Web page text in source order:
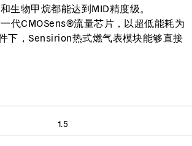
生物甲烷都能达到MID精度级。
代CMOSens®流量芯片，以超低能耗为
下，Sensirion热式燃气表模块能够直接
1.5